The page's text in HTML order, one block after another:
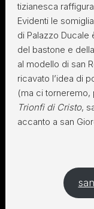
tizianesca
Evidenti le
di Palazzo Ducale
del bastone e
al modello di san
ricavato l’idea di
(ma ci torneremo,
Trionfi di Cristo,
accanto a san